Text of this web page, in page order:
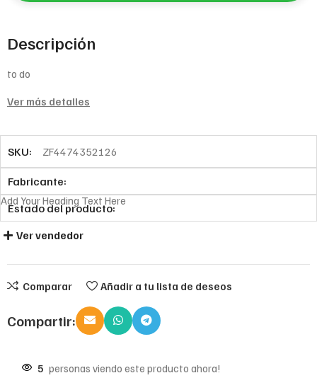
Descripción
to do
Ver más detalles
SKU: ZF4474352126
Fabricante:
Estado del producto:
Add Your Heading Text Here
Ver vendedor
Comparar Añadir a tu lista de deseos
Compartir:
5 personas viendo este producto ahora!